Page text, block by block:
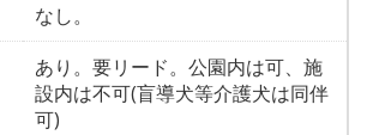
なし。
あり。要リード。公園内は可、施
設内は不可(盲導犬等介護犬は同伴
可)